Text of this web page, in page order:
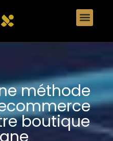
méthode
boutique